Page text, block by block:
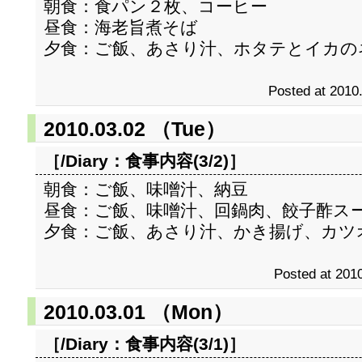
朝食：食パン２枚、コーヒー
昼食：海老旨煮そば
夕食：ご飯、あさり汁、ホタテとイカ
Posted at
2010.03.02 （Tue）
［/Diary： 食事内容(3/2)］
朝食：ご飯、味噌汁、納豆
昼食：ご飯、味噌汁、回鍋肉、餃子酢ス
夕食：ご飯、あさり汁、かき揚げ、カ
Posted at
2010.03.01 （Mon）
［/Diary： 食事内容(3/1)］